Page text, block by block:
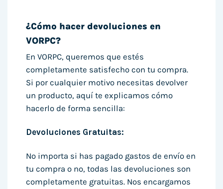
¿Cómo hacer devoluciones en
VORPC?
En VORPC, queremos que estés
completamente satisfecho con tu compra.
Si por cualquier motivo necesitas devolver
un producto, aquí te explicamos cómo
hacerlo de forma sencilla:
Devoluciones Gratuitas:
No importa si has pagado gastos de envío en
tu compra o no, todas las devoluciones son
completamente gratuitas. Nos encargamos